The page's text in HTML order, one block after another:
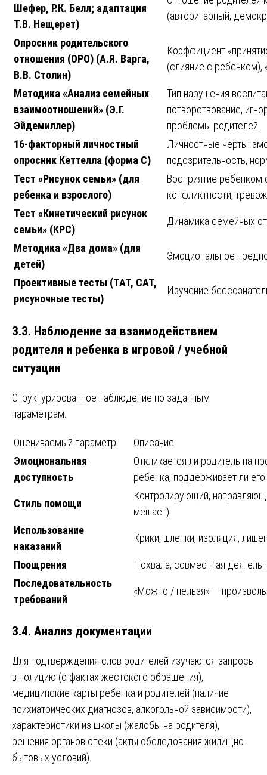
Шефер, Р.К. Белл; адаптация
Т.В. Нещерет)
(авторитарный,
Опросник родительского
отношения (ОРО) (А.Я. Варга,
В.В. Столин)
Коэффициент
(слияние с ребенком),
Методика «Анализ семейных
взаимоотношений» (Э.Г.
Эйдемиллер)
Тип нарушения
потворствование,
проблемы родителей.
16-факторный личностный
опросник Кеттелла (форма С)
Личностные черты:
подозрительность,
Тест «Рисунок семьи» (для
ребенка и взрослого)
Восприятие ребенком
конфликтности,
Тест «Кинетический рисунок
семьи» (КРС)
Динамика семейных
Методика «Два дома» (для
детей)
Эмоциональное
Проективные тесты (ТАТ, CAT,
рисуночные тесты)
Изучение
3.3. Наблюдение за взаимодействием
родителя и ребенка в игровой / учебной
ситуации
Структурированное наблюдение по заданным
параметрам.
Оцениваемый параметр
Описание
Эмоциональная
доступность
Откликается ли родитель на
ребенка, поддерживает ли его.
Стиль помощи
Контролирующий,
мешает).
Использование
наказаний
Крики, шлепки, изоляция,
Поощрения
Похвала, совместная
Последовательность
требований
«Можно / нельзя» —
3.4. Анализ документации
Для подтверждения слов родителей изучаются запросы
в полицию (о фактах жестокого обращения),
медицинские карты ребенка и родителей (наличие
психиатрических диагнозов, алкогольной зависимости),
характеристики из школы (жалобы на родителя),
решения органов опеки (акты обследования жилищно-
бытовых условий).